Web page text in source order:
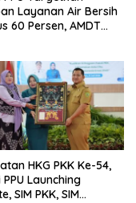
Layanan Air Bersih
60 Persen, AMDT
HKG PKK Ke-54,
Launching
SIM PKK, SIM